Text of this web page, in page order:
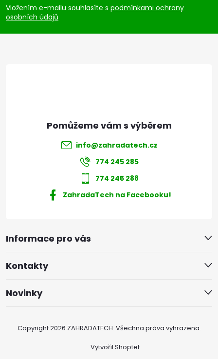
p
a
Vložením e-mailu souhlasíte s podmínkami ochrany
osobních údajů
Informace pro vás
Kontakty
Novinky
info@zahradatech.cz
774 245 285
774 245 288
ZahradaTech na Facebooku!
Vytvořil Shoptet
Copyright 2026 ZAHRADATECH. Všechna práva vyhrazena.